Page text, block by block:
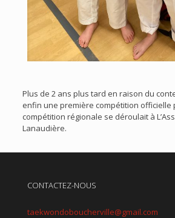
Plus de 2 ans plus tard en raison du
enfin une première compétition officielle
compétition régionale se déroulait à
Lanaudière.
CONTACTEZ-NOUS
taekwondoboucherville@gmail.com